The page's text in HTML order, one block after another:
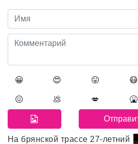
😀 😍 😛 😷
😖 💩 💋 🤮
На брянской трассе 27-летний